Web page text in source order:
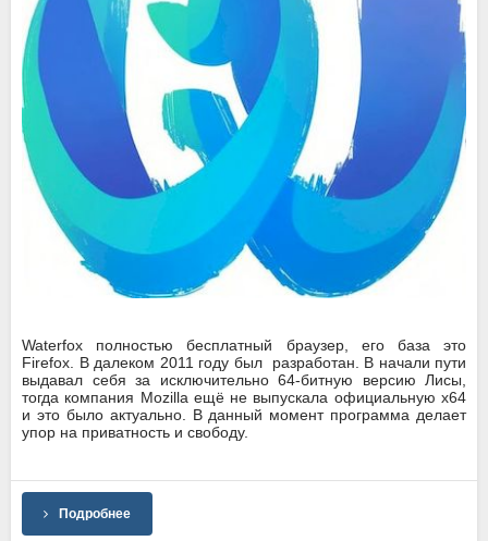
Waterfox полностью бесплатный браузер, его база это
Firefox. В далеком 2011 году был разработан. В начали пути
выдавал себя за исключительно 64-битную версию Лисы,
тогда компания Mozilla ещё не выпускала официальную x64
и это было актуально. В данный момент программа делает
упор на приватность и свободу.
Подробнее